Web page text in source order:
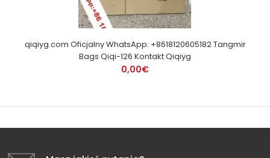
qiqiyg.com Oficjalny WhatsApp: +8618120605182 Tangmir
Bags Qiqi-126 Kontakt Qiqiyg
0,00€